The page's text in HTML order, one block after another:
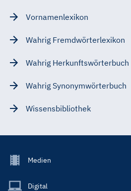
Vornamenlexikon
Wahrig Fremdwörterlexikon
Wahrig Herkunftswörterbuch
Wahrig Synonymwörterbuch
Wissensbibliothek
Footer
Main
Medien
Digital